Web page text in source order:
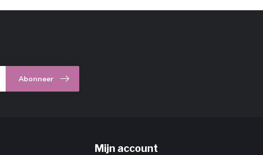
Abonneer
Mijn account